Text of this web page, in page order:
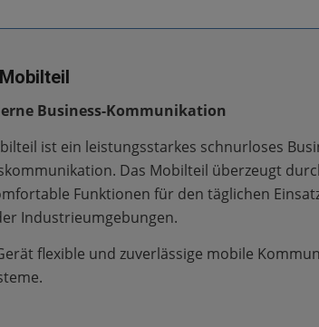
Business-Kommunikation
ist ein leistungsstarkes schnurloses
Das Mobilteil überzeugt
Funktionen für den täglichen
Industrieumgebungen.
flexible und zuverlässige mobile